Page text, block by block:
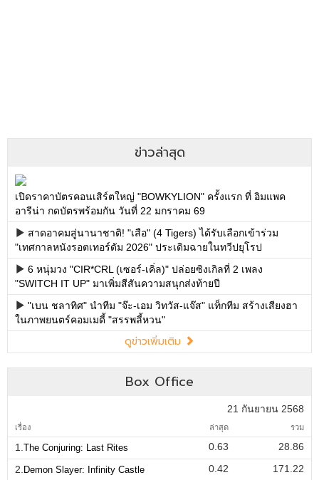
ข่าวล่าสุด
เปิดราคาบัตรคอนเสิร์ตใหญ่ "BOWKYLION" ครั้งแรก ที่ อิมแพค
อารีน่า กดบัตรพร้อมกัน วันที่ 22 มกราคม 69
สาดอาคมสู่นานาชาติ! "เสือ" (4 Tigers) ได้รับเลือกเข้าร่วม
"เทศกาลหนังรอตเทอร์ดัม 2026" ประเดิมฉายในทวีปยุโรป
6 หนุ่มวง "CIR*CRL (เซอร์-เคิ่ล)" ปล่อยซิงเกิลที่ 2 เพลง
"SWITCH IT UP" มาเพิ่มสีสันความสนุกส่งท้ายปี
"เบน ชลาทิศ" นำทีม "จ๊ะ-เอม วิทวัส-แจ๊ส" แท็กทีม สร้างเสียงฮา
ในภาพยนตร์คอมเมดี้ "สรรพลี้หวน"
ดูข่าวเพิ่มเติม
Box Office
21 กันยายน 2568
เรื่อง ล่าสุด รวม
1. The Conjuring: Last Rites 0.63
28.86
2. Demon Slayer: Infinity Castle 0.42
171.22